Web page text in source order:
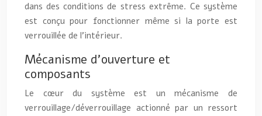
dans des conditions de stress extrême. Ce système
est conçu pour fonctionner même si la porte est
verrouillée de l’intérieur.
Mécanisme d’ouverture et
composants
Le cœur du système est un mécanisme de
verrouillage/déverrouillage actionné par un ressort